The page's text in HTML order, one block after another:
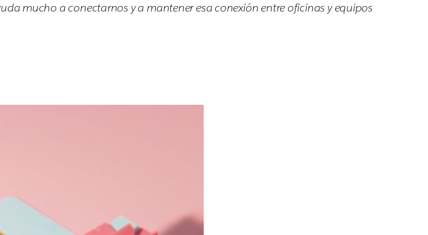
mucho a conectarnos y a mantener esa conexión entre oficinas y equipos